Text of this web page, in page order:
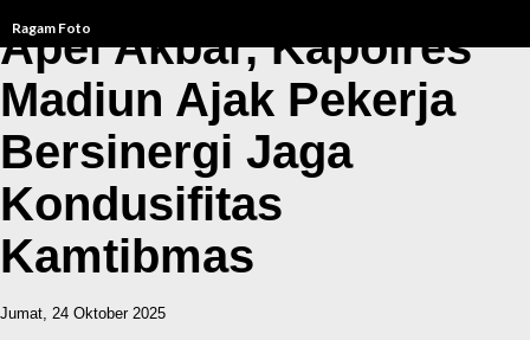
Ragam Foto
Apel Akbar, Kapolres
Madiun Ajak Pekerja
Bersinergi Jaga
Kondusifitas
Kamtibmas
Jumat, 24 Oktober 2025